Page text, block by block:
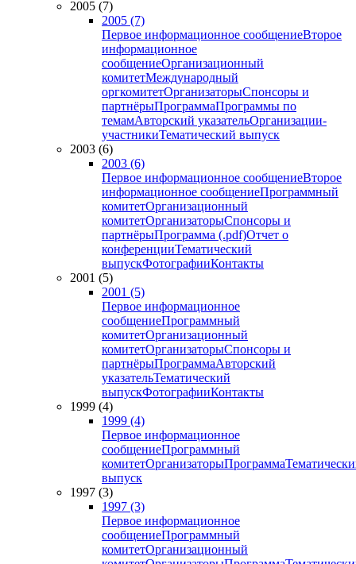
2005 (7)
2005 (7)
Первое информационное сообщениеВторое
информационное
сообщениеОрганизационный
комитетМеждународный
оргкомитетОрганизаторыСпонсоры и
партнёрыПрограммаПрограммы по
темамАвторский указательОрганизации-
участникиТематический выпуск
2003 (6)
2003 (6)
Первое информационное сообщениеВторое
информационное сообщениеПрограммный
комитетОрганизационный
комитетОрганизаторыСпонсоры и
партнёрыПрограмма (.pdf)Отчет о
конференцииТематический
выпускФотографииКонтакты
2001 (5)
2001 (5)
Первое информационное
сообщениеПрограммный
комитетОрганизационный
комитетОрганизаторыСпонсоры и
партнёрыПрограммаАвторский
указательТематический
выпускФотографииКонтакты
1999 (4)
1999 (4)
Первое информационное
сообщениеПрограммный
комитетОрганизаторыПрограмма
выпуск
1997 (3)
1997 (3)
Первое информационное
сообщениеПрограммный
комитетОрганизационный